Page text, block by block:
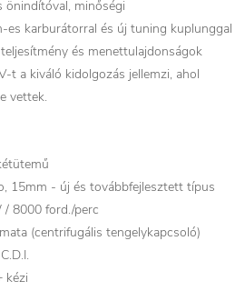
önindítóval, minőségi
es karburátorral és új tuning kuplunggal
és menettulajdonságok
t a kiváló kidolgozás jellemzi, ahol
vettek.
15mm - új és továbbfejlesztett típus
/ 8000 ford./perc
(centrifugális tengelykapcsoló)
kézi